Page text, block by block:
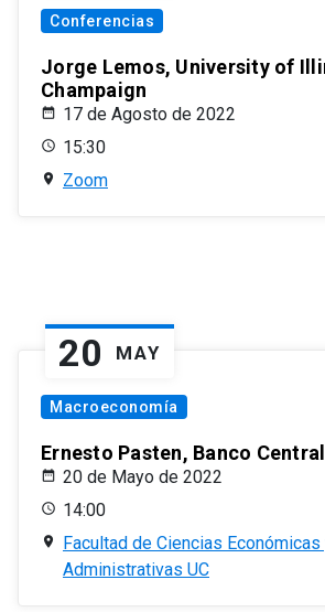
Conferencias
Jorge Lemos, University of
Champaign
17 de Agosto de 2022
15:30
Zoom
20 MAY
Macroeconomía
Ernesto Pasten, Banco
20 de Mayo de 2022
14:00
Facultad de Ciencias Económicas
Administrativas UC